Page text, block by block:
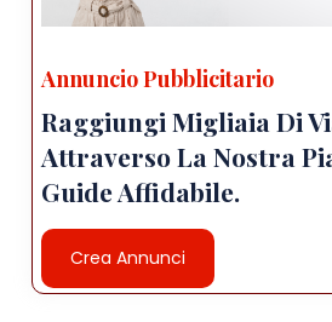
Annuncio Pubblicitario
Raggiungi Migliaia Di
Attraverso La Nostra
Guide Affidabile.
Crea Annunci